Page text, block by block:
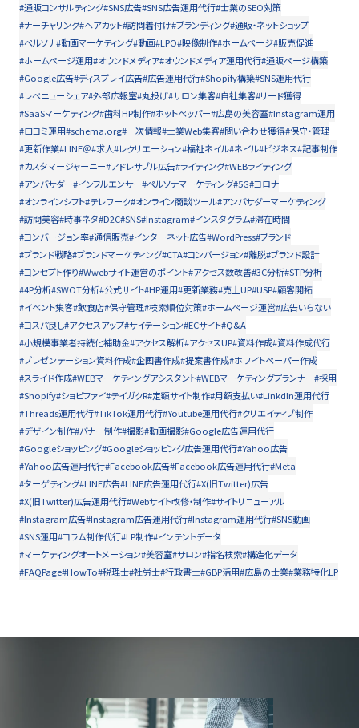
#通販コンサルティング#SNS広告#SNS広告運用代行#士業のSEO対策
#ナーチャリング#ヘアカット#訪問着付け#ブランディング#通販・ネットショップ
#ペルソナ#動画マーケティング#動画#LPO#映像制作#ホームページ#販売促進
#ホームページ運用#オウンドメディア#オウンドメディア運用代行#通販ページ構築
#Google広告#ディスプレイ広告#広告運用代行#Shopify構築#SNS運用代行
#レベニューシェア#外部広報室#丸投げ#サロン集客#自社集客#リード獲得
#SaaSマーケティング#歯科HP制作#ホットペッパー#広島の美容室#Instagram運用
#口コミ運用#schema.org#一次情報#士業Web集客#問い合わせ獲得#保守・管理
#更新作業#LINE＠#求人#レクリエーション#福祉ネイル#ネイル#ビジネス#記事制作
#カスタマージャーニー#アドレサブル広告#ライティング#WEBライティング
#アンバサダー#インフルエンサー#ペルソナマーケティング#5G#コロナ
#オンラインシフト#テレワーク#オンライン商談ツール#アンバサダーマーケティング
#訪問美容#時事ネタ#D2C#SNS#Instagram#インスタグラム#滞在時間
#コンバージョン率#通信販売#インターネット広告#WordPress#ブランド
#ブランド戦略#ブランドマーケティング#CTA#コンバージョン#離脱#ブランド設計
#コンセプト作り#Wwebサイト運営のポイント#アクセス数改善#3C分析#STP分析
#4P分析#SWOT分析#公式サイト#HP運用#更新業務#売上UP#USP#顧客開拓
#イベント集客#飲食店#保守管理#検索順位対策#ホームページ運営#広告いらない
#コスパ良し#アクセスアップ#サイテーション#ECサイト#Q&A
#小規模事業者持続化補助金#アクセス解析#アクセスUP#資料作成#資料作成代行
#プレゼンテーション資料作成#企画書作成#提案書作成#ホワイトペーパー作成
#スライド作成#WEBマーケティングアシスタント#WEBマーケティングプランナー#採用
#Shopify#ショピファイ#テイガクR#定額サイト制作#月額支払い#LinkdIn運用代行
#Threads運用代行#TikTok運用代行#Youtube運用代行#クリエイティブ制作
#デザイン制作#バナー制作#撮影#動画撮影#Google広告運用代行
#Googleショッピング#Googleショッピング広告運用代行#Yahoo広告
#Yahoo広告運用代行#Facebook広告#Facebook広告運用代行#Meta
#ターゲティング#LINE広告#LINE広告運用代行#X(旧Twitter)広告
#X(旧Twitter)広告運用代行#Webサイト改修・制作#サイトリニューアル
#Instagram広告#Instagram広告運用代行#Instagram運用代行#SNS動画
#SNS運用#コラム制作代行#LP制作#インテントデータ
#マーケティングオートメーション#美容室#サロン#指名検索#構造化データ
#FAQPage#HowTo#税理士#社労士#行政書士#GBP活用#広島の士業#業務特化LP